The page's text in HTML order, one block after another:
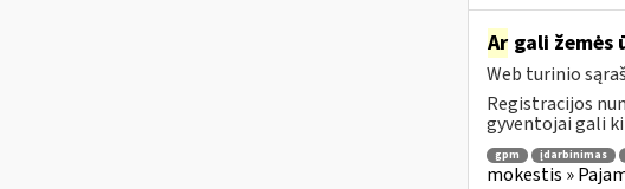
Argali žemės
Web turinio
Registracijos
gyventojai gali
gpm įdarbinimas
mokestis »